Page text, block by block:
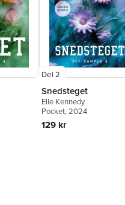
Del 2
Snedsteget
Elle Kennedy
Pocket, 2024
129 kr